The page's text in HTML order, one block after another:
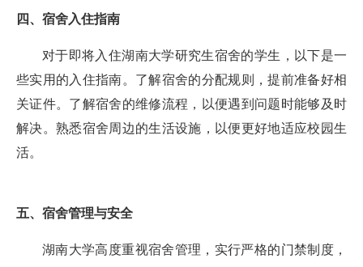
四、宿舍入住指南
对于即将入住湖南大学研究生宿舍的学生，以下是一
些实用的入住指南。了解宿舍的分配规则，提前准备好相
关证件。了解宿舍的维修流程，以便遇到问题时能够及时
解决。熟悉宿舍周边的生活设施，以便更好地适应校园生
活。
五、宿舍管理与安全
湖南大学高度重视宿舍管理，实行严格的门禁制度，